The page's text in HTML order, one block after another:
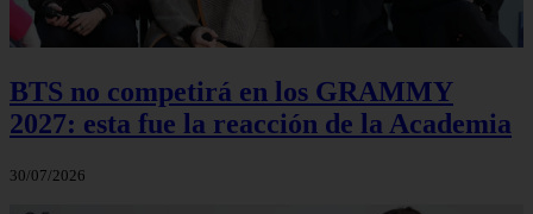
BTS no competirá en los GRAMMY
2027: esta fue la reacción de la Academia
30/07/2026